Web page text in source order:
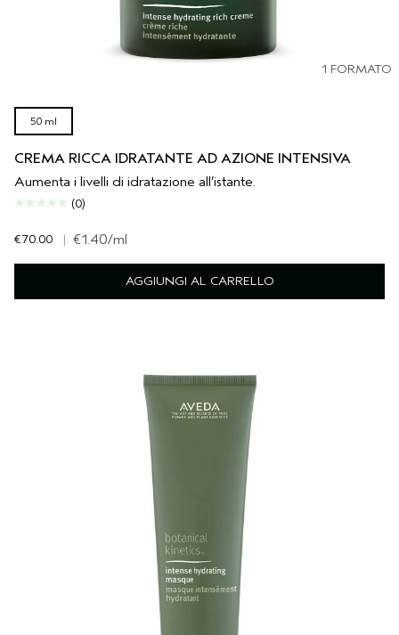
1 FORMATO
50 ml
CREMA RICCA IDRATANTE AD AZIONE INTENSIVA
Aumenta i livelli di idratazione all’istante.
(0)
€70.00 | €1.40/ml
AGGIUNGI AL CARRELLO